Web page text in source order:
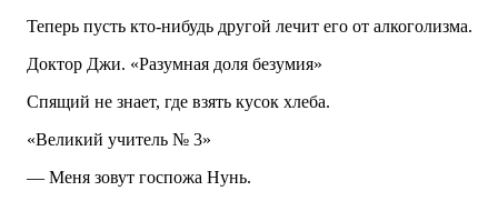
Теперь пусть кто-нибудь другой лечит его от алкоголизма.
Доктор Джи. «Разумная доля безумия»
Спящий не знает, где взять кусок хлеба.
«Великий учитель № 3»
— Меня зовут госпожа Нунь.